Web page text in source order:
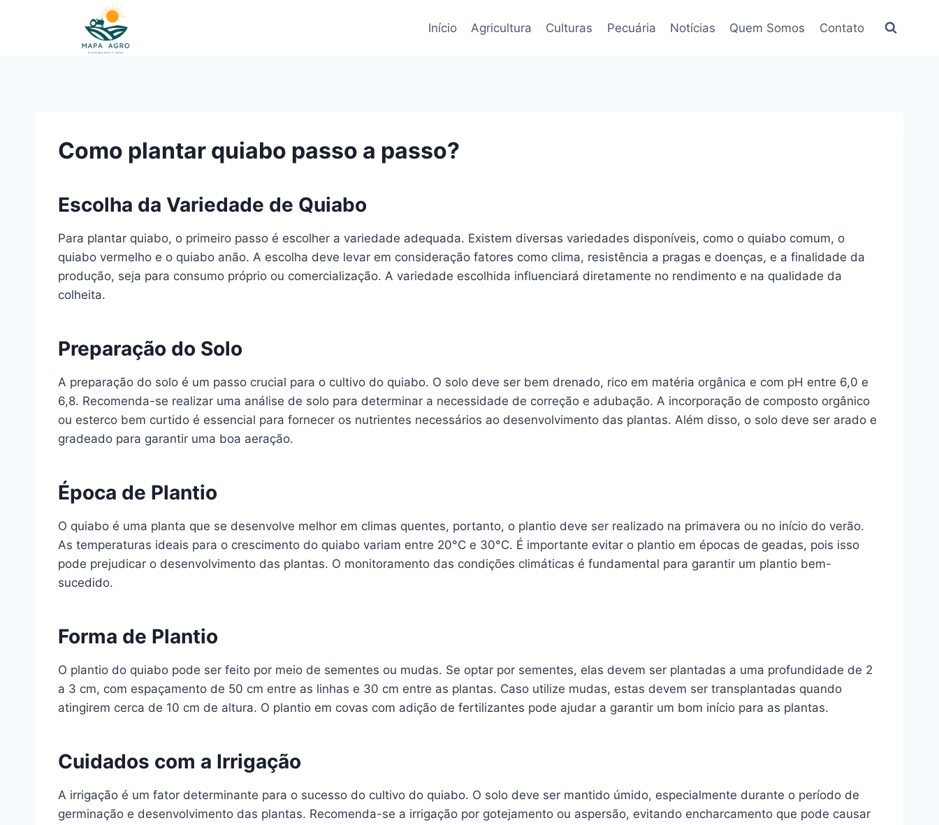
Início Agricultura Culturas Pecuária Notícias Quem Somos Contato
Como plantar quiabo passo a passo?
Escolha da Variedade de Quiabo
Para plantar quiabo, o primeiro passo é escolher a variedade adequada. Existem diversas variedades disponíveis, como o quiabo comum, o
quiabo vermelho e o quiabo anão. A escolha deve levar em consideração fatores como clima, resistência a pragas e doenças, e a finalidade da
produção, seja para consumo próprio ou comercialização. A variedade escolhida influenciará diretamente no rendimento e na qualidade da
colheita.
Preparação do Solo
A preparação do solo é um passo crucial para o cultivo do quiabo. O solo deve ser bem drenado, rico em matéria orgânica e com pH entre 6,0 e
6,8. Recomenda-se realizar uma análise de solo para determinar a necessidade de correção e adubação. A incorporação de composto orgânico
ou esterco bem curtido é essencial para fornecer os nutrientes necessários ao desenvolvimento das plantas. Além disso, o solo deve ser arado e
gradeado para garantir uma boa aeração.
Época de Plantio
O quiabo é uma planta que se desenvolve melhor em climas quentes, portanto, o plantio deve ser realizado na primavera ou no início do verão.
As temperaturas ideais para o crescimento do quiabo variam entre 20°C e 30°C. É importante evitar o plantio em épocas de geadas, pois isso
pode prejudicar o desenvolvimento das plantas. O monitoramento das condições climáticas é fundamental para garantir um plantio bem-
sucedido.
Forma de Plantio
O plantio do quiabo pode ser feito por meio de sementes ou mudas. Se optar por sementes, elas devem ser plantadas a uma profundidade de 2
a 3 cm, com espaçamento de 50 cm entre as linhas e 30 cm entre as plantas. Caso utilize mudas, estas devem ser transplantadas quando
atingirem cerca de 10 cm de altura. O plantio em covas com adição de fertilizantes pode ajudar a garantir um bom início para as plantas.
Cuidados com a Irrigação
A irrigação é um fator determinante para o sucesso do cultivo do quiabo. O solo deve ser mantido úmido, especialmente durante o período de
germinação e desenvolvimento das plantas. Recomenda-se a irrigação por gotejamento ou aspersão, evitando encharcamento que pode causar